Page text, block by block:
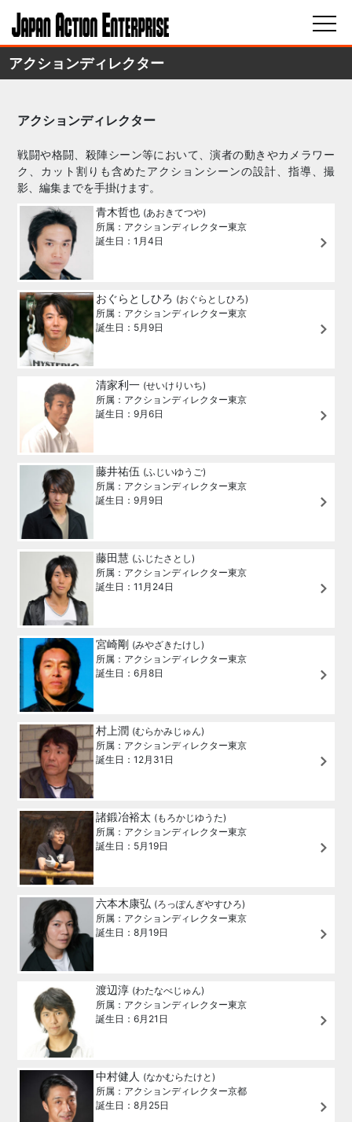
アクションディレクター
アクションディレクター
戦闘や格闘、殺陣シーン等において、演者の動きやカメラワー
ク、カット割りも含めたアクションシーンの設計、指導、撮
影、編集までを手掛けます。
青木哲也 (あおきてつや)
所属：アクションディレクター東京
誕生日：1月4日
おぐらとしひろ (おぐらとしひろ)
所属：アクションディレクター東京
誕生日：5月9日
清家利一 (せいけりいち)
所属：アクションディレクター東京
誕生日：9月6日
藤井祐伍 (ふじいゆうご)
所属：アクションディレクター東京
誕生日：9月9日
藤田慧 (ふじたさとし)
所属：アクションディレクター東京
誕生日：11月24日
宮崎剛 (みやざきたけし)
所属：アクションディレクター東京
誕生日：6月8日
村上潤 (むらかみじゅん)
所属：アクションディレクター東京
誕生日：12月31日
諸鍛冶裕太 (もろかじゆうた)
所属：アクションディレクター東京
誕生日：5月19日
六本木康弘 (ろっぽんぎやすひろ)
所属：アクションディレクター東京
誕生日：8月19日
渡辺淳 (わたなべじゅん)
所属：アクションディレクター東京
誕生日：6月21日
中村健人 (なかむらたけと)
所属：アクションディレクター京都
誕生日：8月25日